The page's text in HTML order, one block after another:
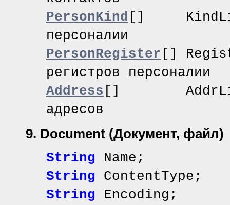
PersonKind []
персоналии
PersonRegister []
регистров персоналии
Address []
адресов
9. Document (Документ, файл)
String Name; //
String
String Encoding;